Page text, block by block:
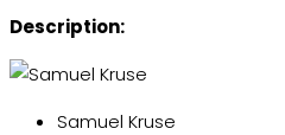
Description:
Samuel Kruse